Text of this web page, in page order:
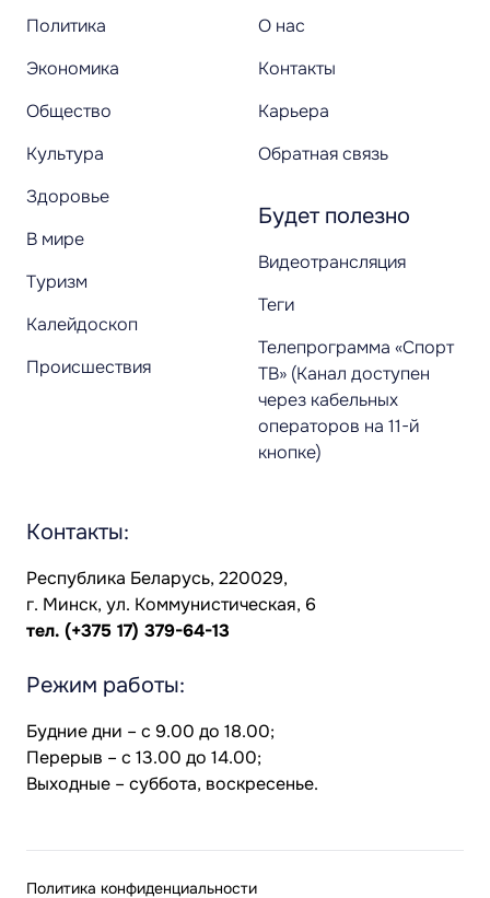
Политика
Экономика
Общество
Культура
Здоровье
В мире
Туризм
Калейдоскоп
Происшествия
О нас
Контакты
Карьера
Обратная связь
Будет полезно
Видеотрансляция
Теги
Телепрограмма «Спорт
ТВ» (Канал доступен
через кабельных
операторов на 11-й
кнопке)
Контакты:
Республика Беларусь, 220029,
г. Минск, ул. Коммунистическая, 6
тел. (+375 17) 379-64-13
Режим работы:
Будние дни – с 9.00 до 18.00;
Перерыв – с 13.00 до 14.00;
Выходные – суббота, воскресенье.
Политика конфиденциальности